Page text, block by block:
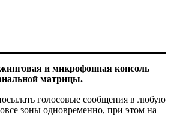
и микрофонная консоль
матрицы.
голосовые сообщения в любую
зоны одновременно, при этом на